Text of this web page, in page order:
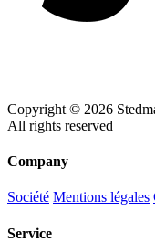
Copyright © 2026
All rights reserved
Company
Société Mentions légales
Service